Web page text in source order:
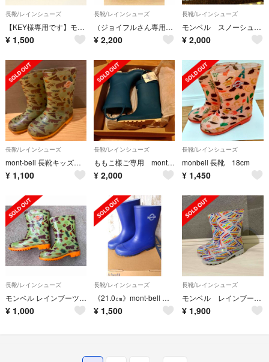
長靴/レインシューズ
【KEY様専用です】モンベル キッズ 16cm 長靴 mont-bell
¥ 1,500
長靴/レインシューズ
（ジョイフルさん専用）モンベル キッズレインブーツ
¥ 2,200
長靴/レインシューズ
モンベル スノーシューズ
¥ 2,000
長靴/レインシューズ
mont-bell 長靴キッズ 16㎝
¥ 1,100
長靴/レインシューズ
ももこ樣ご専用 mont-bell 新品未使用 キッズ レインブーツ 18cm
¥ 2,000
長靴/レインシューズ
monbell 長靴 18cm
¥ 1,450
長靴/レインシューズ
モンベル レインブーツ 15.0cm
¥ 1,000
長靴/レインシューズ
《21.0㎝》mont-bell レインブーツ
¥ 1,500
長靴/レインシューズ
モンベル レインブーツ 15.0cm
¥ 1,900